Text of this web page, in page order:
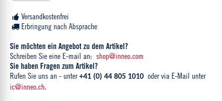
Versandkostenfrei
Erbringung nach Absprache
Sie möchten ein Angebot zu dem Artikel?
Schreiben Sie eine E-mail an: shop@inneo.com
Sie haben Fragen zum Artikel?
Rufen Sie uns an - unter+41 (0) 44 805 1010 oder via E-Mail unter
ic@inneo.ch.